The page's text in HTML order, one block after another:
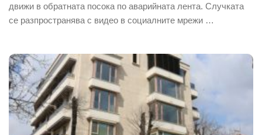
движи в обратната посока по аварийната лента. Случката
се разпространява с видео в социалните мрежи …